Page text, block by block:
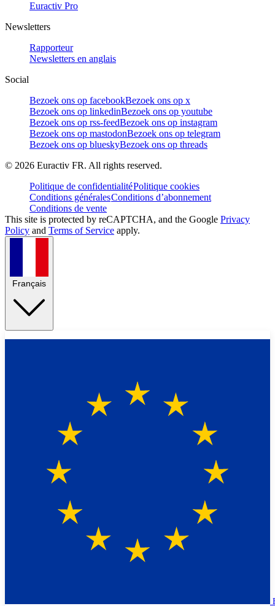
Euractiv Pro
Newsletters
Rapporteur
Newsletters en anglais
Social
Bezoek ons op facebookBezoek ons op x
Bezoek ons op linkedinBezoek ons op youtube
Bezoek ons op rss-feedBezoek ons op instagram
Bezoek ons op mastodonBezoek ons op telegram
Bezoek ons op blueskyBezoek ons op threads
© 2026 Euractiv FR. All rights reserved.
Politique de confidentialitéPolitique cookies
Conditions généralesConditions d’abonnement
Conditions de vente
This site is protected by reCAPTCHA, and the Google Privacy
Policy and Terms of Service apply.
Français